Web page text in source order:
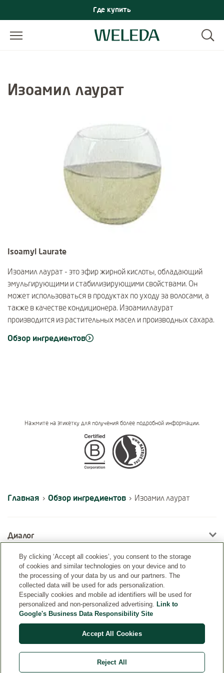
Где купить
Изоамил лаурат
Isoamyl Laurate
Изоамил лаурат - это эфир жирной кислоты, обладающий
эмульгирующими и стабилизирующими свойствами. Он
может использоваться в продуктах по уходу за волосами, а
также в качестве кондиционера. Изоамиллаурат
производится из растительных масел и производных сахара.
Обзор ингредиентов
Certifications
Нажмите на этикетку для получения более подробной информации.
Главная › Обзор ингредиентов › Изоамил лаурат
Диалог
Информация
By clicking ‘Accept all cookies’, you consent to the storage
of cookies and similar technologies on your device and to
the processing of your data by us and our partners. The
collected data will be used for ads personalization.
Especially cookies and mobile ad identifiers will be used for
personalized and non-personalized advertising. Link to
Google's Business Data Responsibility Site
Accept All Cookies
Reject All